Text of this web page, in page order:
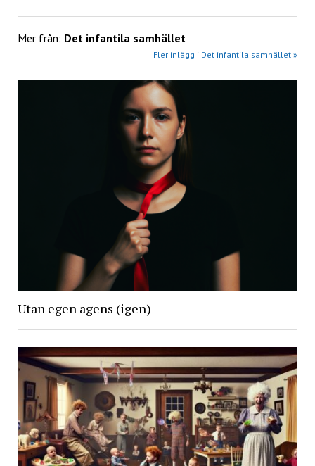
Mer från: Det infantila samhället
Fler inlägg i Det infantila samhället »
Utan egen agens (igen)